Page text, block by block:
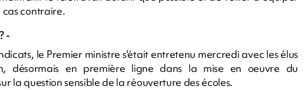
cas contraire.
-
le Premier ministre s'était entretenu mercredi avec les élus
désormais en première ligne dans la mise en oeuvre du
la question sensible de la réouverture des écoles.